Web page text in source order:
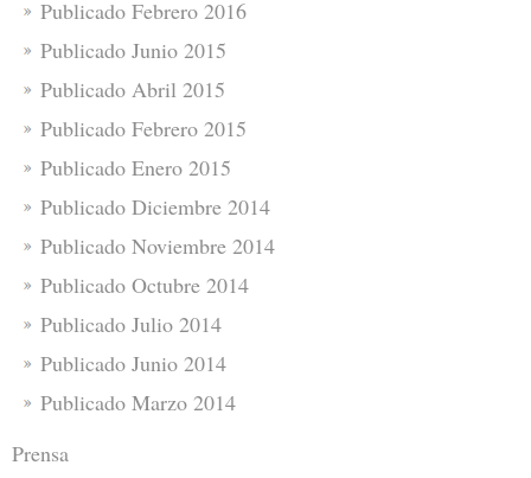
Publicado Febrero 2016
Publicado Junio 2015
Publicado Abril 2015
Publicado Febrero 2015
Publicado Enero 2015
Publicado Diciembre 2014
Publicado Noviembre 2014
Publicado Octubre 2014
Publicado Julio 2014
Publicado Junio 2014
Publicado Marzo 2014
Prensa